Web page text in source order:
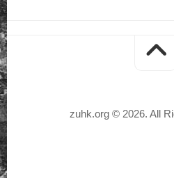
zuhk.org © 2026. All